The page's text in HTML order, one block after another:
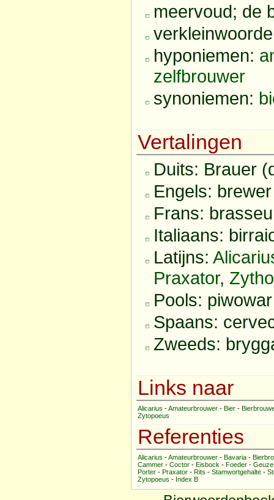
meervoud; de
hyponiemen:
zelfbrouwer
synoniemen:
Vertalingen
Duits: Brauer
Engels: brewer
Frans:
Italiaans:
Latijns:
Praxator,
Pools: piwowar
Spaans:
Zweeds:
Links naar
Alicarius -Amateurbrouwer - Bier -
Zytopoeus
Referenties
Alicarius -Amateurbrouwer - Bavaria -
Cammer - Coctor - Eisbock - Foeder -
Porter - Praxator - Rits - Stamwortgehalte -
Zytopoeus - Index B